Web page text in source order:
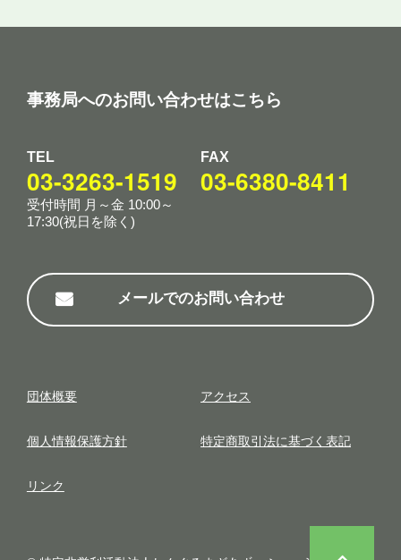
事務局へのお問い合わせはこちら
TEL
03-3263-1519
受付時間 月～金 10:00～
17:30(祝日を除く)
FAX
03-6380-8411
メールでのお問い合わせ
団体概要 アクセス
個⼈情報保護⽅針 特定商取引法に基づく表記
リンク